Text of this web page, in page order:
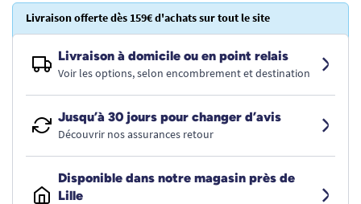
Livraison offerte dès 159€ d'achats sur tout le site
Livraison à domicile ou en point relais
Voir les options, selon encombrement et destination
Jusqu’à 30 jours pour changer d’avis
Découvrir nos assurances retour
Disponible dans notre magasin près de
Lille